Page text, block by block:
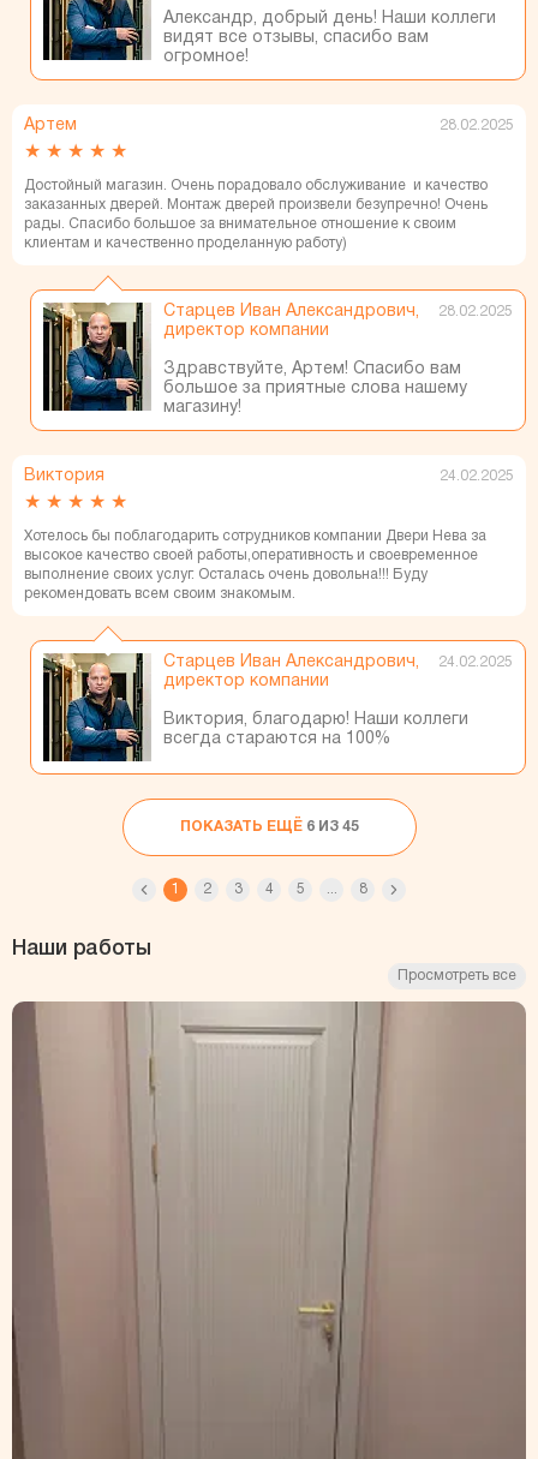
Александр, добрый день! Наши коллеги
видят все отзывы, спасибо вам
огромное!
Артем 28.02.2025
★ ★ ★ ★ ★
Достойный магазин. Очень порадовало обслуживание и качество
заказанных дверей. Монтаж дверей произвели безупречно! Очень
рады. Спасибо большое за внимательное отношение к своим
клиентам и качественно проделанную работу)
Старцев Иван Александрович,
директор компании
28.02.2025
Здравствуйте, Артем! Спасибо вам
большое за приятные слова нашему
магазину!
Виктория 24.02.2025
★ ★ ★ ★ ★
Хотелось бы поблагодарить сотрудников компании Двери Нева за
высокое качество своей работы,оперативность и своевременное
выполнение своих услуг. Осталась очень довольна!!! Буду
рекомендовать всем своим знакомым.
Старцев Иван Александрович,
директор компании
24.02.2025
Виктория, благодарю! Наши коллеги
всегда стараются на 100%
ПОКАЗАТЬ ЕЩЁ 6 ИЗ 45
1 2 3 4 5 8
Наши работы
Просмотреть все